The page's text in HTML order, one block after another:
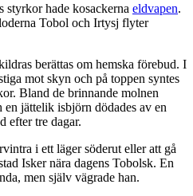
hade kosackerna eldvapen.
Tobol och Irtysj flyter
berättas om hemska förebud. I
mot skyn och på toppen syntes
Bland de brinnande molnen
jättelik isbjörn dödades av en
efter tre dagar.
i ett läger söderut eller att gå
Isker nära dagens Tobolsk. En
men själv vägrade han.